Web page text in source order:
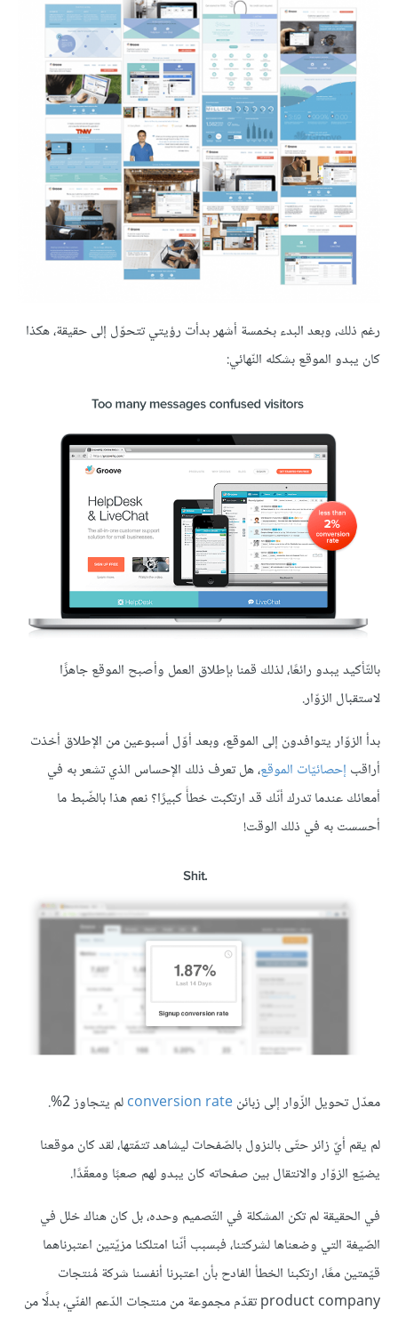
رغم ذلك، وبعد البدء بخمسة أشهر بدأت رؤيتي تتحوّل إلى حقيقة، هكذا
كان يبدو الموقع بشكله النّهائي:
بالتّأكيد يبدو رائعًا، لذلك قمنا بإطلاق العمل وأصبح الموقع جاهزًا
لاستقبال الزوّار.
بدأ الزوّار يتوافدون إلى الموقع، وبعد أوّل أسبوعين من الإطلاق أخذت
أراقب إحصائيّات الموقع، هل تعرف ذلك الإحساس الذي تشعر به في
أمعائك عندما تدرك أنّك قد ارتكبت خطأً كبيرًا؟ نعم هذا بالضّبط ما
أحسست به في ذلك الوقت!
معدّل تحويل الزّوار إلى زبائنconversion rateلم يتجاوز 2%.
لم يقم أيّ زائر حتّى بالنزول بالصّفحات ليشاهد تتمّتها، لقد كان موقعنا
يضيّع الزوّار والانتقال بين صفحاته كان يبدو لهم صعبًا ومعقّدًا.
في الحقيقة لم تكن المشكلة في التّصميم وحده، بل كان هناك خلل في
الصّيغة التي وضعناها لشركتنا، فبسبب أنّنا امتلكنا مزيّتين اعتبرناهما
قيّمتين معًا، ارتكبنا الخطأ الفادح بأن اعتبرنا أنفسنا شركة مُنتجات
product company تقدّم مجموعة من منتجات الدّعم الفنّي، بدلًا من